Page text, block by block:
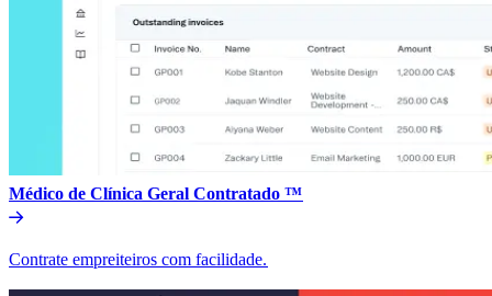
Médico de Clínica Geral Contratado ™​​
Contrate empreiteiros com facilidade.​​